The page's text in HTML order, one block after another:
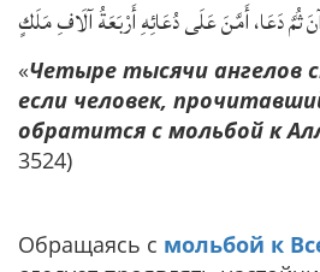
ثُمَّ دَعَا، أَمَّنَ عَلَى دُعَائِهِ أَرْبَعَةُ آلَافِ مَلَكٍ
«Четыре тысячи ангелов
если человек,
обратится с мольбой к
3524)
Обращаясь с мольбой к